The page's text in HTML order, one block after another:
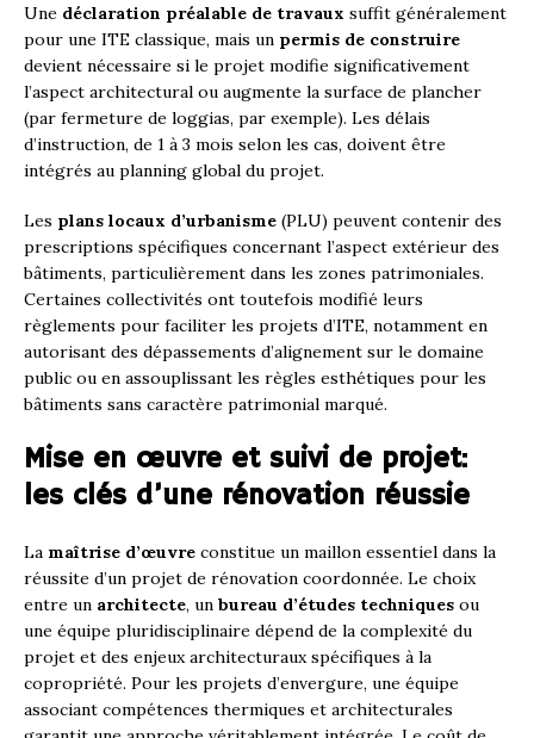
Une déclaration préalable de travaux suffit généralement
pour une ITE classique, mais un permis de construire
devient nécessaire si le projet modifie significativement
l’aspect architectural ou augmente la surface de plancher
(par fermeture de loggias, par exemple). Les délais
d’instruction, de 1 à 3 mois selon les cas, doivent être
intégrés au planning global du projet.
Les plans locaux d’urbanisme (PLU) peuvent contenir des
prescriptions spécifiques concernant l’aspect extérieur des
bâtiments, particulièrement dans les zones patrimoniales.
Certaines collectivités ont toutefois modifié leurs
règlements pour faciliter les projets d’ITE, notamment en
autorisant des dépassements d’alignement sur le domaine
public ou en assouplissant les règles esthétiques pour les
bâtiments sans caractère patrimonial marqué.
Mise en œuvre et suivi de projet:
les clés d’une rénovation réussie
La maîtrise d’œuvre constitue un maillon essentiel dans la
réussite d’un projet de rénovation coordonnée. Le choix
entre un architecte, un bureau d’études techniques ou
une équipe pluridisciplinaire dépend de la complexité du
projet et des enjeux architecturaux spécifiques à la
copropriété. Pour les projets d’envergure, une équipe
associant compétences thermiques et architecturales